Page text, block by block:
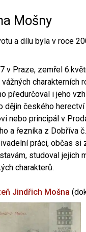
Mošny
a dílu byla v roce
v Praze, zemřel
předurčoval i jeho
dějin českého
nebo principál v
a řezníka z Dobříva
práci, občas
studoval jejich
charakterů.
Jindřich Mošna